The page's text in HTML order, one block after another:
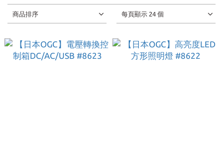
商品排序 每頁顯示 24 個